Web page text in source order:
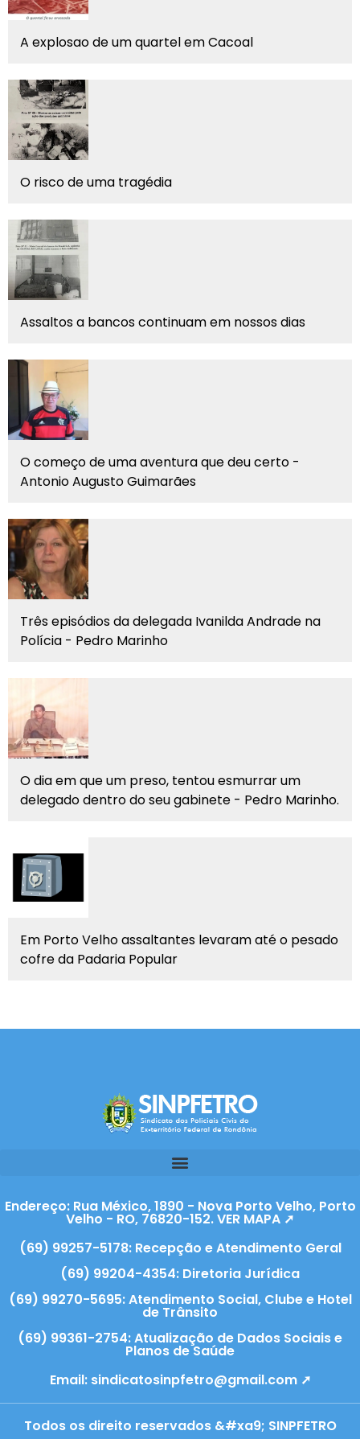
A explosao de um quartel em Cacoal
O risco de uma tragédia
Assaltos a bancos continuam em nossos dias
O começo de uma aventura que deu certo -
Antonio Augusto Guimarães
Três episódios da delegada Ivanilda Andrade na
Polícia - Pedro Marinho
O dia em que um preso, tentou esmurrar um
delegado dentro do seu gabinete - Pedro Marinho.
Em Porto Velho assaltantes levaram até o pesado
cofre da Padaria Popular
Endereço: Rua México, 1890 - Nova Porto Velho, Porto
Velho - RO, 76820-152. VER MAPA ➚
(69) 99257-5178: Recepção e Atendimento Geral
(69) 99204-4354: Diretoria Jurídica
(69) 99270-5695: Atendimento Social, Clube e Hotel
de Trânsito
(69) 99361-2754: Atualização de Dados Sociais e
Planos de Saúde
Email: sindicatosinpfetro@gmail.com ➚
Todos os direito reservados &#xa9; SINPFETRO